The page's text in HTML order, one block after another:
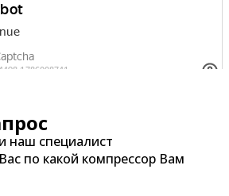
Братск
Брянск
Глазов
Горно-Алтайск
персональных данных
наш специалист
по какой компрессор Вам